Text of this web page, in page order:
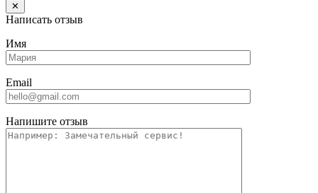
✕
Написать отзыв
Имя
Email
Напишите отзыв